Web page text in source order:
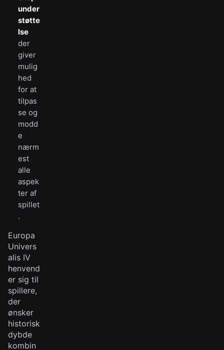
under
støtte
lse
der
giver
mulig
hed
for at
tilpas
se og
modd
e
nærm
est
alle
aspek
ter af
spillet
.
Europa
Univers
alis IV
henvend
er sig til
spillere,
der
ønsker
historisk
dybde
kombin